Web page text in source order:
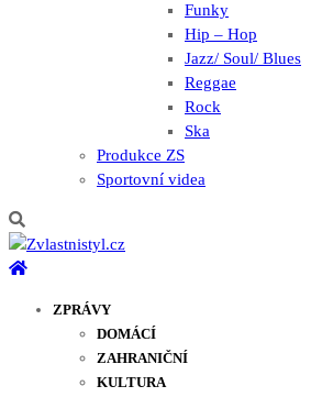
Funky
Hip – Hop
Jazz/ Soul/ Blues
Reggae
Rock
Ska
Produkce ZS
Sportovní videa
ZPRÁVY
DOMÁCÍ
ZAHRANIČNÍ
KULTURA